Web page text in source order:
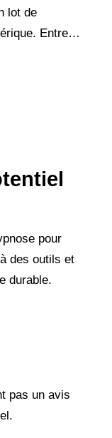
lot de
Entre
pour
des outils et
durable.
pas un avis